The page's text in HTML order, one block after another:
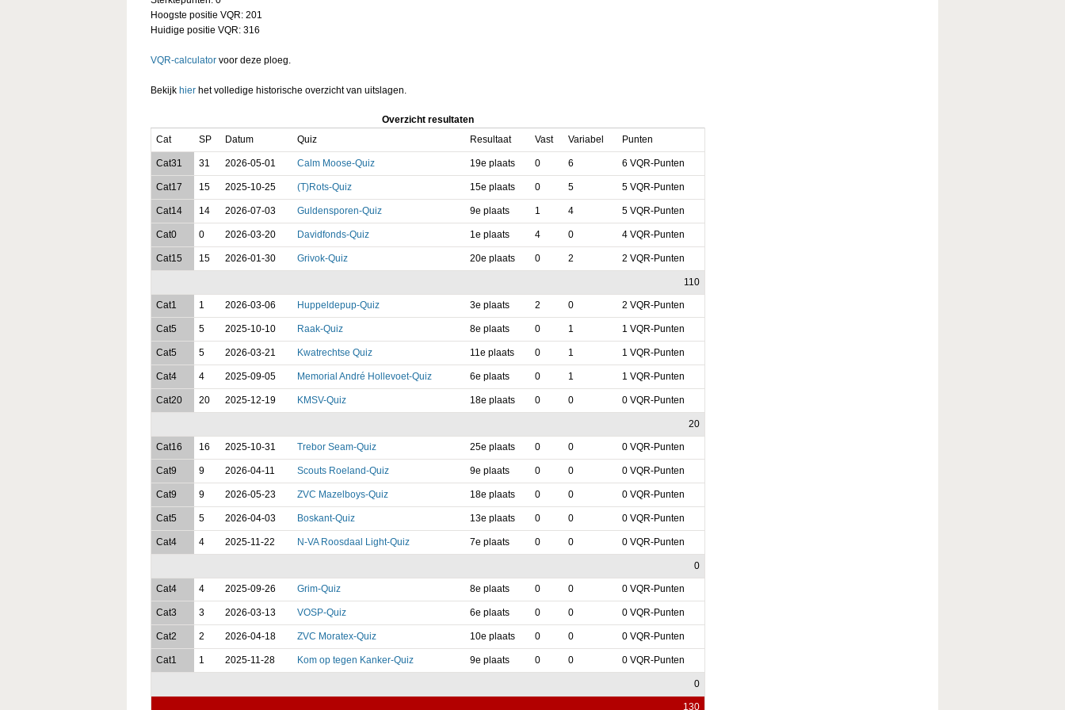
Hoogste positie VQR: 201
Huidige positie VQR: 316
VQR-calculator voor deze ploeg.
Bekijk hier het volledige historische overzicht van uitslagen.
Overzicht resultaten
Cat
SP Datum Quiz Resultaat Vast Variabel Punten
Cat31 31 2026-05-01 Calm Moose-Quiz 19e plaats 0 6 6 VQR-Punten
Cat17 15 2025-10-25 (T)Rots-Quiz 15e plaats 0 5 5 VQR-Punten
Cat14 14 2026-07-03 Guldensporen-Quiz 9e plaats 1 4 5 VQR-Punten
Cat0 0 2026-03-20 Davidfonds-Quiz 1e plaats 4 0 4 VQR-Punten
Cat15 15 2026-01-30 Grivok-Quiz 20e plaats 0 2 2 VQR-Punten
110
Cat1 1 2026-03-06 Huppeldepup-Quiz 3e plaats 2 0 2 VQR-Punten
Cat5 5 2025-10-10 Raak-Quiz 8e plaats 0 1 1 VQR-Punten
Cat5 5 2026-03-21 Kwatrechtse Quiz 11e plaats 0 1 1 VQR-Punten
Cat4 4 2025-09-05 Memorial André Hollevoet-Quiz 6e plaats 0 1 1 VQR-Punten
Cat20 20 2025-12-19 KMSV-Quiz 18e plaats 0 0 0 VQR-Punten
20
Cat16 16 2025-10-31 Trebor Seam-Quiz 25e plaats 0 0 0 VQR-Punten
Cat9 9 2026-04-11 Scouts Roeland-Quiz 9e plaats 0 0 0 VQR-Punten
Cat9 9 2026-05-23 ZVC Mazelboys-Quiz 18e plaats 0 0 0 VQR-Punten
Cat5 5 2026-04-03 Boskant-Quiz 13e plaats 0 0 0 VQR-Punten
Cat4 4 2025-11-22 N-VA Roosdaal Light-Quiz 7e plaats 0 0 0 VQR-Punten
0
Cat4 4 2025-09-26 Grim-Quiz 8e plaats 0 0 0 VQR-Punten
Cat3 3 2026-03-13 VOSP-Quiz 6e plaats 0 0 0 VQR-Punten
Cat2 2 2026-04-18 ZVC Moratex-Quiz 10e plaats 0 0 0 VQR-Punten
Cat1 1 2025-11-28 Kom op tegen Kanker-Quiz 9e plaats 0 0 0 VQR-Punten
0
130